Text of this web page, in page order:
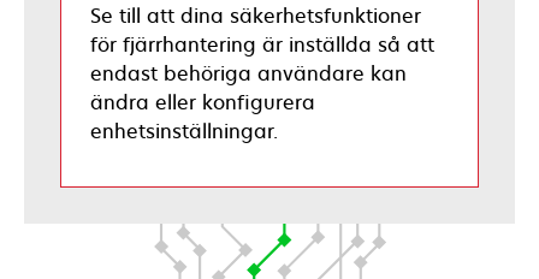
Se till att dina säkerhetsfunktioner
för fjärrhantering är inställda så att
endast behöriga användare kan
ändra eller konfigurera
enhetsinställningar.